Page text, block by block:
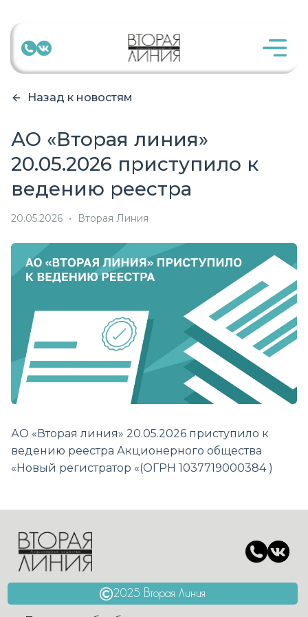
Назад к новостям
АО «Вторая линия»
20.05.2026 приступило к
ведению реестра
20.05.2026 • Вторая Линия
АО «Вторая линия» 20.05.2026 приступило к
ведению реестра Акционерного общества
«Новый регистратор «(ОГРН 1037719000384 )
2025 Вторая Линия